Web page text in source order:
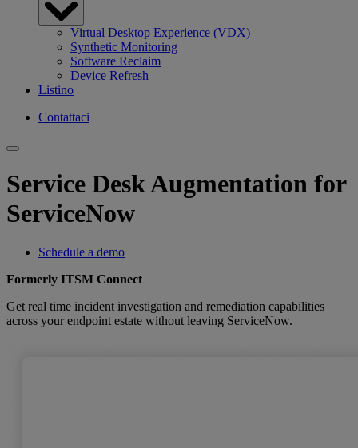
Virtual Desktop Experience (VDX)
Synthetic Monitoring
Software Reclaim
Device Refresh
Listino
Contattaci
Service Desk Augmentation for
ServiceNow
Schedule a demo
Formerly ITSM Connect
Get real time incident investigation and remediation capabilities
across your endpoint estate without leaving ServiceNow.